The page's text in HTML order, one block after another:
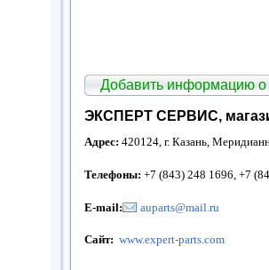
Добавить информацию о
ЭКСПЕРТ СЕРВИС,
Адрес: 420124, г. Казань,
Телефоны: +7 (843) 248 1696, +7
E-mail: auparts@mail.ru
Сайт: www.expert-parts.com